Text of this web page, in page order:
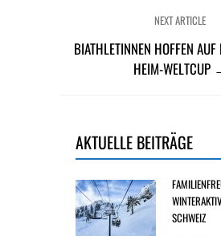
NEXT ARTICLE
BIATHLETINNEN HOFFEN
HEIM-WELTCUP
AKTUELLE BEITRÄGE
SCHWEIZ